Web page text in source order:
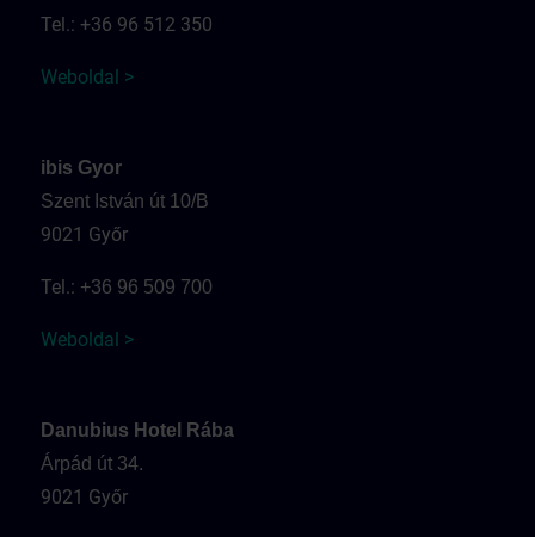
Tel.: +36 96 512 350
Weboldal >
ibis Gyor
Szent István út 10/B
9021 Győr
Tel.: +36 96 509 700
Weboldal >
Danubius Hotel Rába
Árpád út 34.
9021 Győr